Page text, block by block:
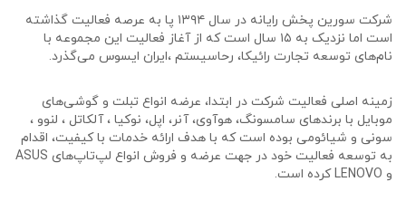
شرکت سورین پخش رایانه در سال ۱۳۹۴ پا به عرصه‌ فعالیت گذاشته
است اما نزدیک به ۱۵ سال است که از آغاز فعالیت این مجموعه با
نام‌های توسعه تجارت رائیکا، رحاسیستم ،ایران ایسوس می‌گذرد.
زمینه اصلی فعالیت شرکت در ابتدا، عرضه انواع تبلت و گوشی‌های
موبایل با برندهای سامسونگ، هوآوی، آنر، اپل، نوکیا ، آلکاتل ، لنوو ،
سونی و شیائومی بوده است که با هدف ارائه خدمات با کیفیت، اقدام
به توسعه‌ فعالیت خود در جهت عرضه و فروش انواع لپ‌تاپ‌های ASUS
و LENOVO کرده است.